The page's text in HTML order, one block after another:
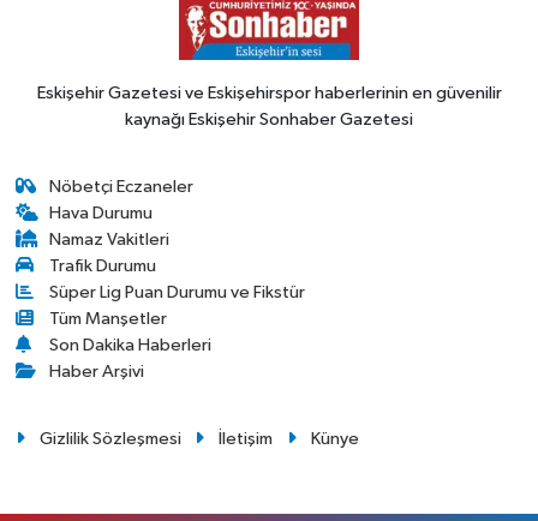
Eskişehir Gazetesi ve Eskişehirspor haberlerinin en güvenilir
kaynağı Eskişehir Sonhaber Gazetesi
Nöbetçi Eczaneler
Hava Durumu
Namaz Vakitleri
Trafik Durumu
Süper Lig Puan Durumu ve Fikstür
Tüm Manşetler
Son Dakika Haberleri
Haber Arşivi
Gizlilik Sözleşmesi İletişim Künye